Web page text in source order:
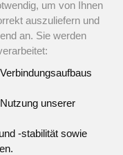
um von Ihnen
auszuliefern und
an. Sie werden
unserer
-stabilität sowie